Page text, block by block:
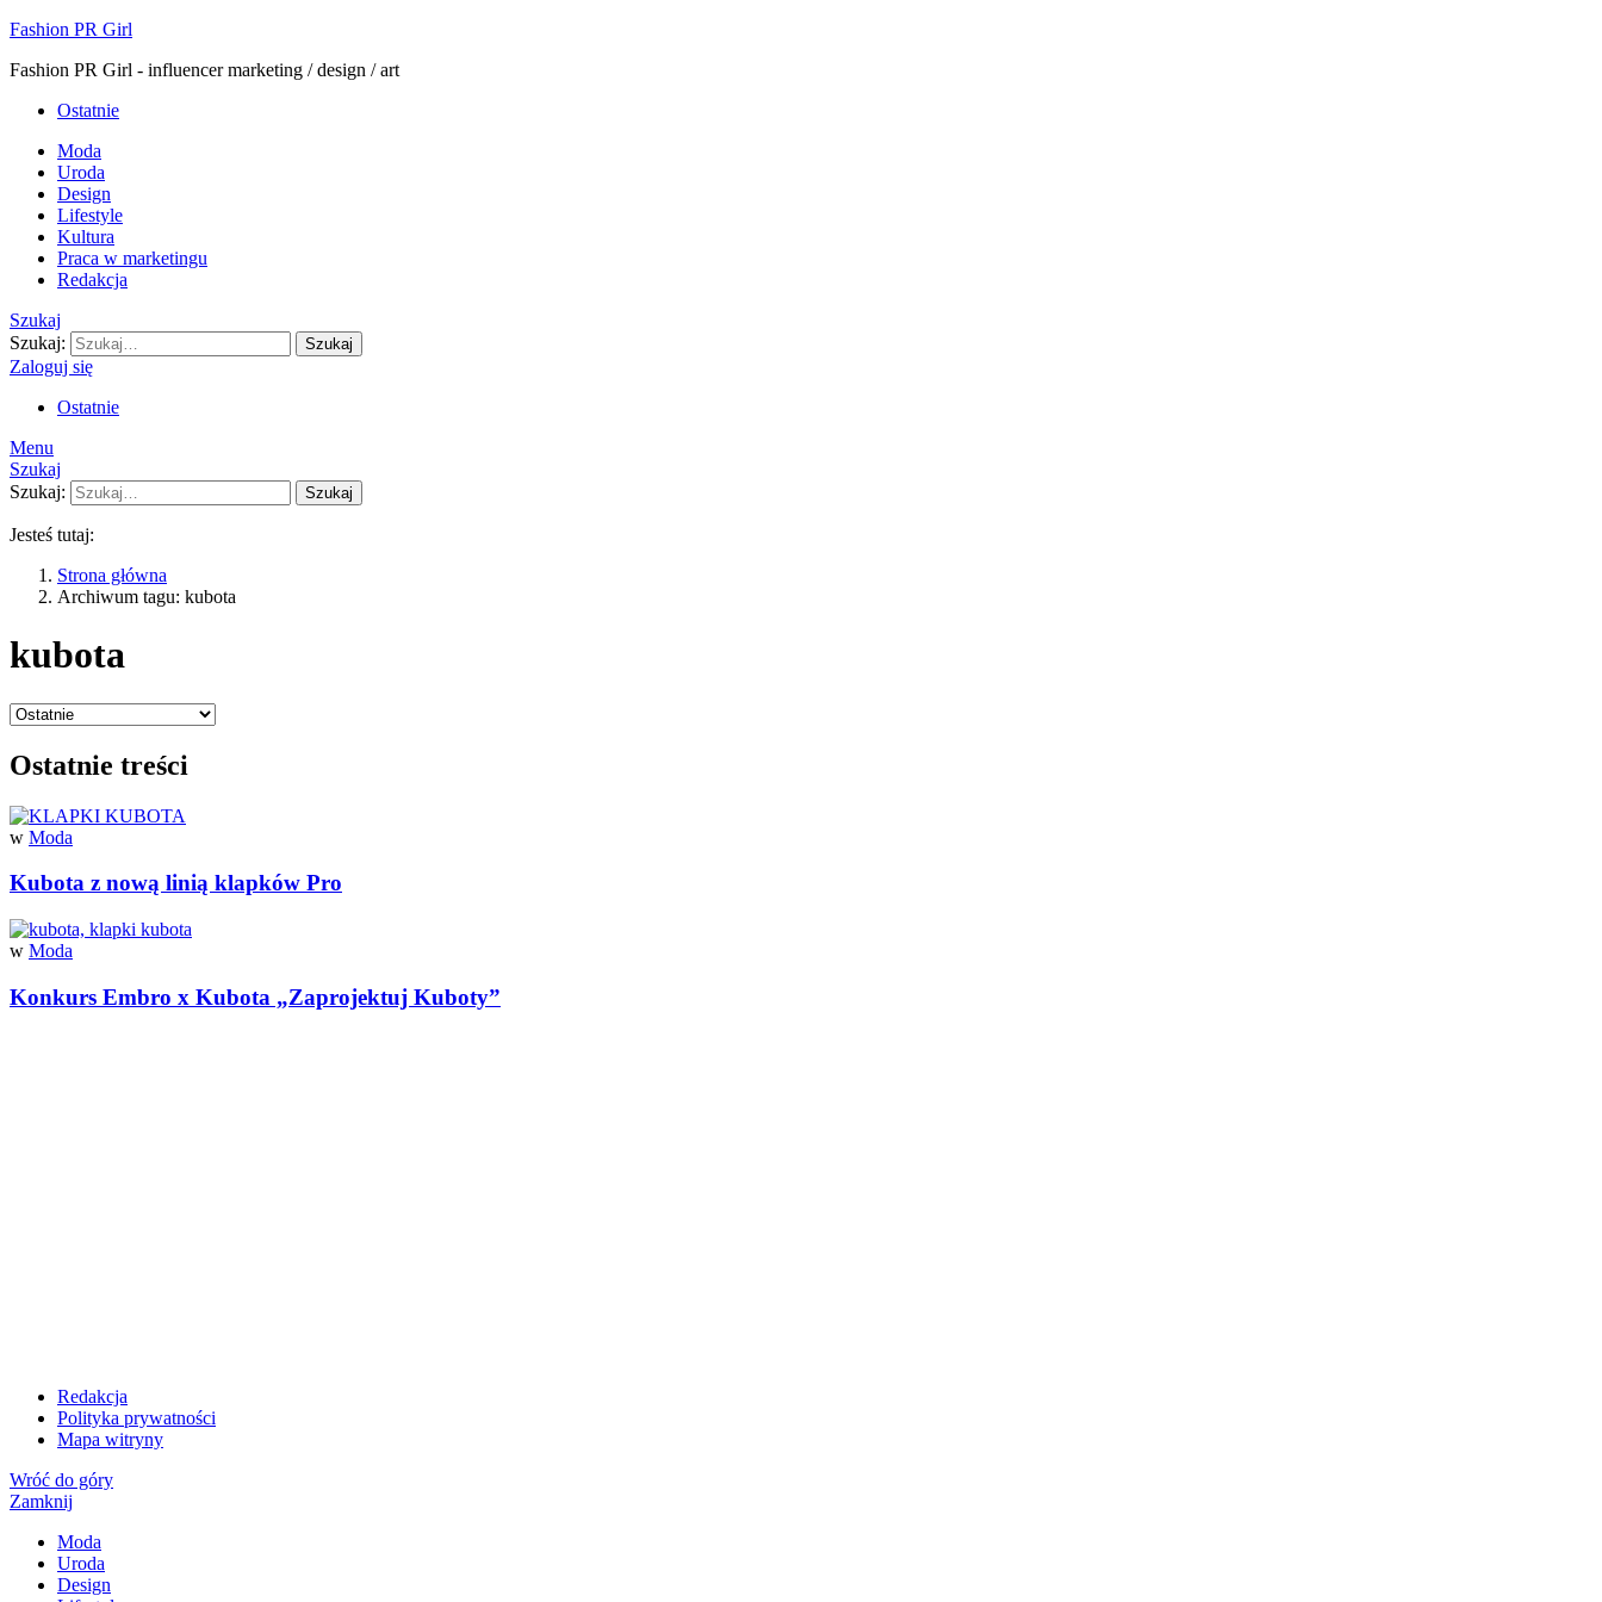
Fashion PR Girl
Fashion PR Girl - influencer marketing / design / art
Ostatnie
Moda
Uroda
Design
Lifestyle
Kultura
Praca w marketingu
Redakcja
Szukaj
Szukaj:
Szukaj
Zaloguj się
Ostatnie
Menu
Szukaj
Szukaj:
Szukaj
Jesteś tutaj:
Strona główna
Archiwum tagu: kubota
kubota
Ostatnie treści
w Moda
Kubota z nową linią klapków Pro
w Moda
Konkurs Embro x Kubota „Zaprojektuj Kuboty”
Redakcja
Polityka prywatności
Mapa witryny
Wróć do góry
Zamknij
Moda
Uroda
Design